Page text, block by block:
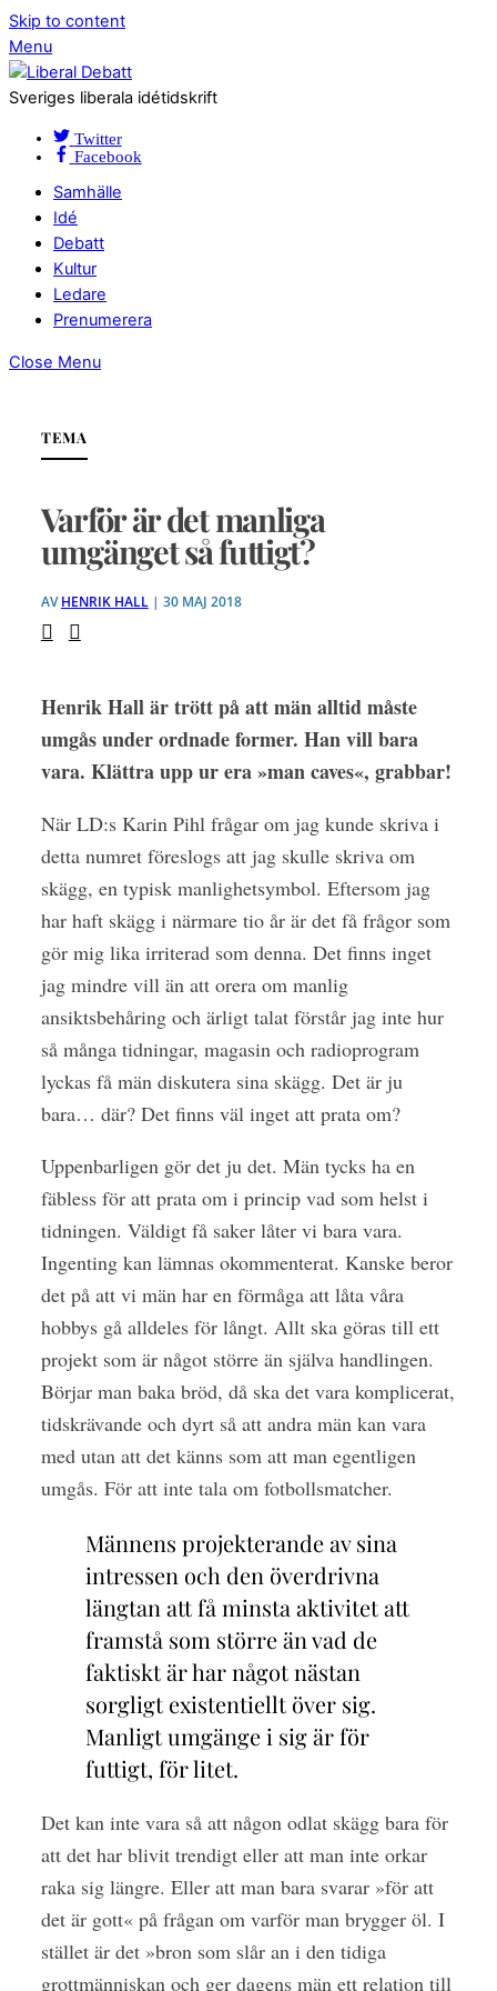
Skip to content
Menu
Sveriges liberala idétidskrift
Twitter
Facebook
Samhälle
Idé
Debatt
Kultur
Ledare
Prenumerera
Close Menu
TEMA
Varför är det manliga
umgänget så futtigt?
AVHENRIK HALL| 30 MAJ 2018
Henrik Hall är trött på att män alltid måste
umgås under ordnade former. Han vill bara
vara. Klättra upp ur era »man caves«, grabbar!
När LD:s Karin Pihl frågarom jag kunde skriva i
detta numret föreslogs att jag skulle skriva om
skägg, en typisk manlighetsymbol. Eftersom jag
har haft skägg i närmare tio år är det få frågor som
gör mig lika irriterad som denna. Det finns inget
jag mindre vill än att orera om manlig
ansiktsbehåring och ärligt talat förstår jag inte hur
så många tidningar, magasin och radioprogram
lyckas få män diskutera sina skägg. Det är ju
bara… där? Det finns väl inget att prata om?
Uppenbarligen gör det ju det. Män tycks ha en
fäbless för att prata om i princip vad som helst i
tidningen. Väldigt få saker låter vi bara vara.
Ingenting kan lämnas okommenterat. Kanske beror
det på att vi män har en förmåga att låta våra
hobbys gå alldeles för långt. Allt ska göras till ett
projekt som är något större än själva handlingen.
Börjar man baka bröd, då ska det vara komplicerat,
tidskrävande och dyrt så att andra män kan vara
med utan att det känns som att man egentligen
umgås. För att inte tala om fotbollsmatcher.
Männens projekterande av sina
intressen och den överdrivna
längtan att få minsta aktivitet att
framstå som större än vad de
faktiskt är har något nästan
sorgligt existentiellt över sig.
Manligt umgänge i sig är för
futtigt, för litet.
Det kan inte vara så att någon odlat skägg bara för
att det har blivit trendigt eller att man inte orkar
raka sig längre. Eller att man bara svarar »för att
det är gott« på frågan om varför man brygger öl. I
stället är det »bron som slår an i den tidiga
grottmänniskan och ger dagens män ett relation till